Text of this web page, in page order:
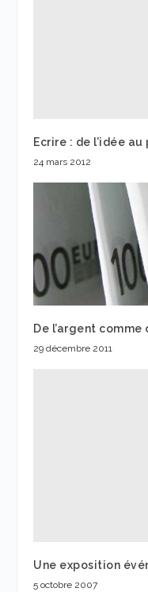
Ecrire : de l’idée
24 mars 2012
De l’argent
29 décembre 2011
Une exposition
5 octobre 2007